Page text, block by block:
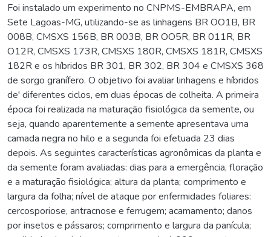
Foi instalado um experimento no CNPMS-EMBRAPA, em
Sete Lagoas-MG, utilizando-se as linhagens BR OO1B, BR
008B, CMSXS 156B, BR 003B, BR OO5R, BR 011R, BR
O12R, CMSXS 173R, CMSXS 180R, CMSXS 181R, CMSXS
182R e os híbridos BR 301, BR 302, BR 304 e CMSXS 368
de sorgo granífero. O objetivo foi avaliar linhagens e híbridos
de' diferentes ciclos, em duas épocas de colheita. A primeira
época foi realizada na maturação fisiológica da semente, ou
seja, quando aparentemente a semente apresentava uma
camada negra no hilo e a segunda foi efetuada 23 dias
depois. As seguintes características agronômicas da planta e
da semente foram avaliadas: dias para a emergência, floração
e a maturação fisiológica; altura da planta; comprimento e
largura da folha; nível de ataque por enfermidades foliares:
cercosporiose, antracnose e ferrugem; acamamento; danos
por insetos e pássaros; comprimento e largura da panícula;